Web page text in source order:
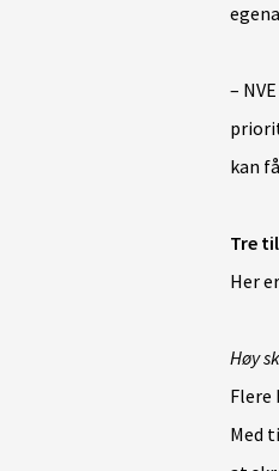
–
kan
Tre
Her
Høy
Flere
Med